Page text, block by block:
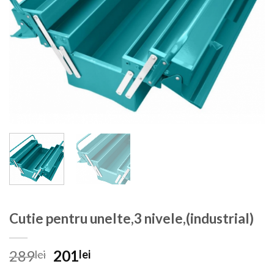
Cutie pentru unelte,3 nivele,(industrial)
289lei Prețul
201leiPrețul